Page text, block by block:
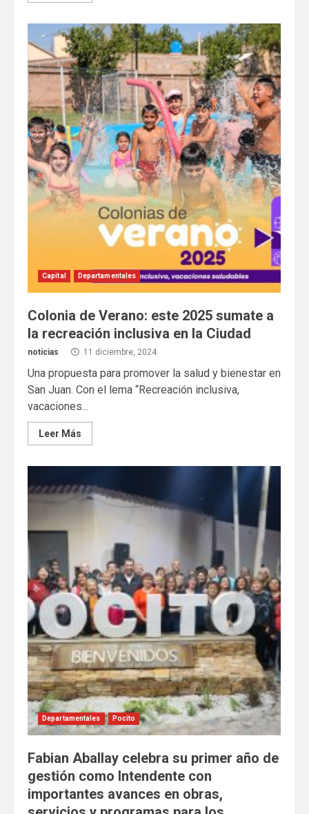
Capital Departamentales
Colonia de Verano: este 2025 sumate a
la recreación inclusiva en la Ciudad
noticias 11 diciembre, 2024
Una propuesta para promover la salud y bienestar en
San Juan. Con el lema “Recreación inclusiva,
vacaciones...
Leer Más
Departamentales Pocito
Fabian Aballay celebra su primer año de
gestión como Intendente con
importantes avances en obras,